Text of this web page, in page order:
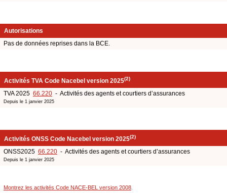
Autorisations
Pas de données reprises dans la BCE.
Activités TVA Code Nacebel version 2025(2)
TVA 2025 66.220 - Activités des agents et courtiers d’assurances
Depuis le 1 janvier 2025
Activités ONSS Code Nacebel version 2025(2)
ONSS2025 66.220 - Activités des agents et courtiers d’assurances
Depuis le 1 janvier 2025
Montrez les activités Code NACE-BEL version 2008